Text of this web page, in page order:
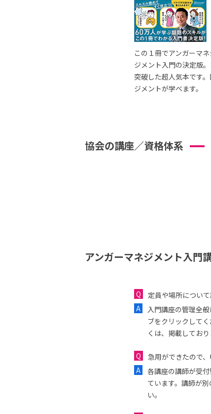
この１冊でアンガーマ
ジメント入門の決定版
突破した超人気本です
ジメントが学べます。
協会の講座／資格体系
アンガーマネジメント入門
定員や場所につい
入門講座の管理全
ブをクリックして
くは、掲載してお
急用ができたので
各講座の講師が受
ています。講師が
い。